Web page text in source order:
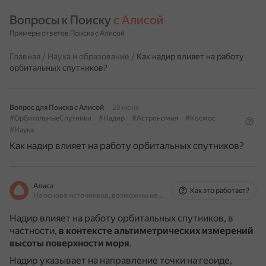
Вопросы к Поиску с Алисой
Примеры ответов Поиска с Алисой
Главная / Наука и образование / Как надир влияет на работу
орбитальных спутников?
Вопрос для Поиска с Алисой
20 июня
#ОрбитальныеСпутники
#Надир #Астрономия
#Космос
#Наука
Как надир влияет на работу орбитальных спутников?
Алиса
На основе источников, возможны неточности
Как это работает?
Надир влияет на работу орбитальных спутников, в
частности, в контексте альтиметрических измерений
высоты поверхности моря.
Надир указывает на направление точки на геоиде,